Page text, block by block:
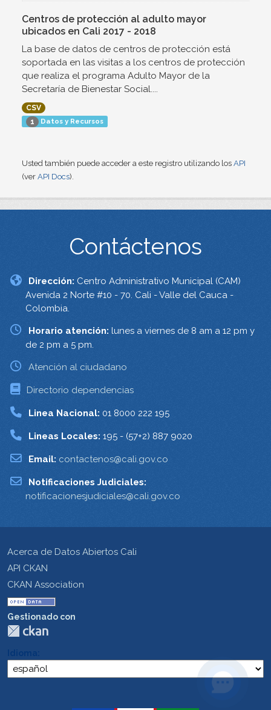
Centros de protección al adulto mayor
ubicados en Cali 2017 - 2018
La base de datos de centros de protección está
soportada en las visitas a los centros de protección
que realiza el programa Adulto Mayor de la
Secretaría de Bienestar Social....
CSV
1 Datos y Recursos
Usted también puede acceder a este registro utilizando los API
(ver API Docs).
Contáctenos
Dirección: Centro Administrativo Municipal (CAM)
Avenida 2 Norte #10 - 70. Cali - Valle del Cauca -
Colombia.
Horario atención: lunes a viernes de 8 am a 12 pm y
de 2 pm a 5 pm.
Atención al ciudadano
Directorio dependencias
Linea Nacional: 01 8000 222 195
Lineas Locales: 195 - (57+2) 887 9020
Email: contactenos@cali.gov.co
Notificaciones Judiciales:
notificacionesjudiciales@cali.gov.co
Acerca de Datos Abiertos Cali
API CKAN
CKAN Association
Gestionado con